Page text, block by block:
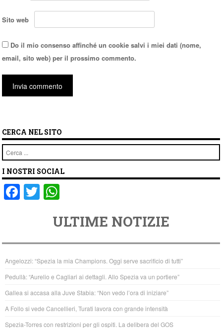
Sito web
Do il mio consenso affinché un cookie salvi i miei dati (nome,
email, sito web) per il prossimo commento.
CERCA NEL SITO
Cerca
I NOSTRI SOCIAL
F
a
e
b
o
o
k
T
wi
er
at
s
A
p
p
ULTIME NOTIZIE
Angelozzi: “Spezia la mia Champions. Oggi serve sacrificio di tutti”
Pedullà: “Aurelio e Cagliari ai dettagli. Allo Spezia va un portiere”
Gallea si accasa alla Juve Stabia: “Non vedo l’ora di iniziare”
A Follo si vede Cancellieri, Turati lavora con grande intensità
Spezia-Torres con restrizioni per gli ospiti. La delibera del GOS